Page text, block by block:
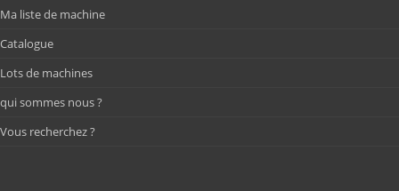
Ma liste de machine
Catalogue
Lots de machines
qui sommes nous ?
Vous recherchez ?